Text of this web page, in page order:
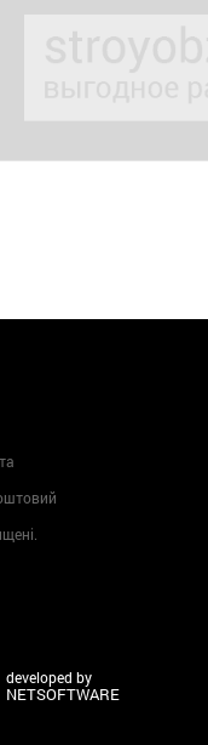
developed by
NETSOFTWARE